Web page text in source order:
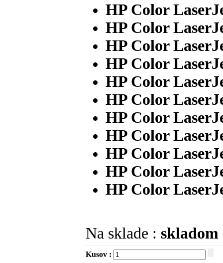
HP Color
HP Color
HP Color
HP Color
HP Color
HP Color
HP Color
HP Color
HP Color
HP Color
HP Color
Na sklade : skladom
Kusov :